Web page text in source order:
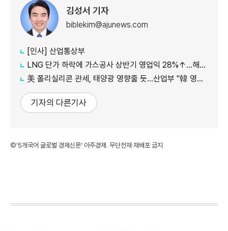
김성서 기자
biblekim@ajunews.com
[인사] 산업통상부
LNG 단가 하락에 가스공사 상반기 영업익 28%↑…해외사업 호조도 한몫
美 폴리실리콘 관세, 태양광 영향줄 듯…산업부 "韓 영향 최소화 협의"
기자의 다른기사
©'5개국어 글로벌 경제신문' 아주경제. 무단전재·재배포 금지